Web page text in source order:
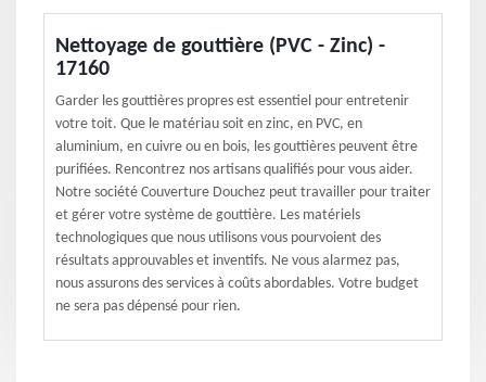
Nettoyage de gouttière (PVC - Zinc) -
17160
Garder les gouttières propres est essentiel pour entretenir
votre toit. Que le matériau soit en zinc, en PVC, en
aluminium, en cuivre ou en bois, les gouttières peuvent être
purifiées. Rencontrez nos artisans qualifiés pour vous aider.
Notre société Couverture Douchez peut travailler pour traiter
et gérer votre système de gouttière. Les matériels
technologiques que nous utilisons vous pourvoient des
résultats approuvables et inventifs. Ne vous alarmez pas,
nous assurons des services à coûts abordables. Votre budget
ne sera pas dépensé pour rien.